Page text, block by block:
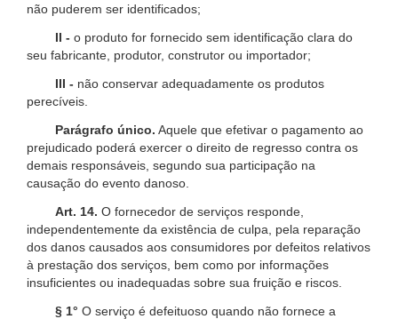
não puderem ser identificados;
II - o produto for fornecido sem identificação clara do
seu fabricante, produtor, construtor ou importador;
III - não conservar adequadamente os produtos
perecíveis.
Parágrafo único. Aquele que efetivar o pagamento ao
prejudicado poderá exercer o direito de regresso contra os
demais responsáveis, segundo sua participação na
causação do evento danoso.
Art. 14. O fornecedor de serviços responde,
independentemente da existência de culpa, pela reparação
dos danos causados aos consumidores por defeitos relativos
à prestação dos serviços, bem como por informações
insuficientes ou inadequadas sobre sua fruição e riscos.
§ 1° O serviço é defeituoso quando não fornece a